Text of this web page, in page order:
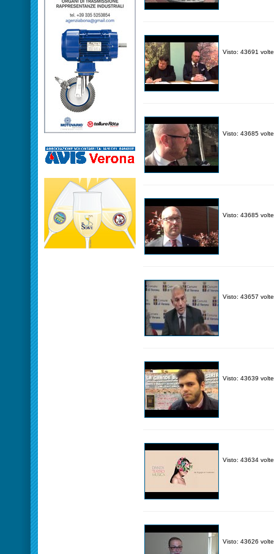
Visto: 43691 volte
Visto: 43685 volte
Visto: 43685 volte
Visto: 43657 volte
Visto: 43639 volte
Visto: 43634 volte
Visto: 43626 volte